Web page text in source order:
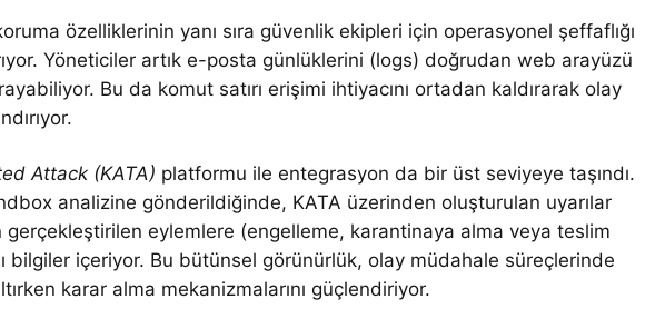
özelliklerinin yanı sıra güvenlik ekipleri için operasyonel şeffaflığı
Yöneticiler artık e-posta günlüklerini (logs) doğrudan web arayüzü
Bu da komut satırı erişimi ihtiyacını ortadan kaldırarak olay
Attack (KATA) platformu ile entegrasyon da bir üst seviyeye taşındı.
analizine gönderildiğinde, KATA üzerinden oluşturulan uyarılar
gerçekleştirilen eylemlere (engelleme, karantinaya alma veya teslim
bilgiler içeriyor. Bu bütünsel görünürlük, olay müdahale süreçlerinde
karar alma mekanizmalarını güçlendiriyor.